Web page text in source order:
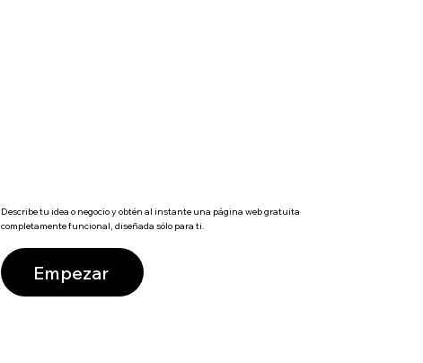
Describe tu idea o negocio y obtén al instante una página web gratuita
completamente funcional, diseñada sólo para ti.
Empezar